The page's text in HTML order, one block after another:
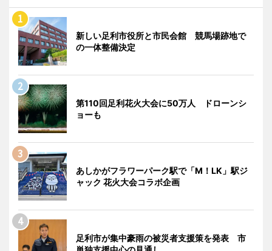
新しい足利市役所と市民会館 競馬場跡地で
の一体整備決定
第110回足利花火大会に50万人 ドローンシ
ョーも
あしかがフラワーパーク駅で「M！LK」駅ジ
ャック 花火大会コラボ企画
足利市が集中豪雨の被災者支援策を発表 市